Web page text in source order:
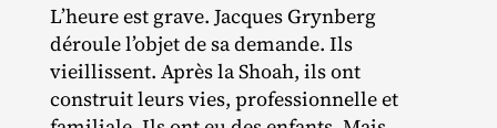
L’heure est grave. Jacques Grynberg
déroule l’objet de sa demande. Ils
vieillissent. Après la Shoah, ils ont
construit leurs vies, professionnelle et